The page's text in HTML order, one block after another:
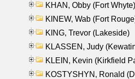
KHAN, Obby (Fort Whyte)
KINEW, Wab (Fort
KING, Trevor (Lakeside)
KLASSEN, Judy
KLEIN, Kevin (Kirkfield
KOSTYSHYN, Ronald